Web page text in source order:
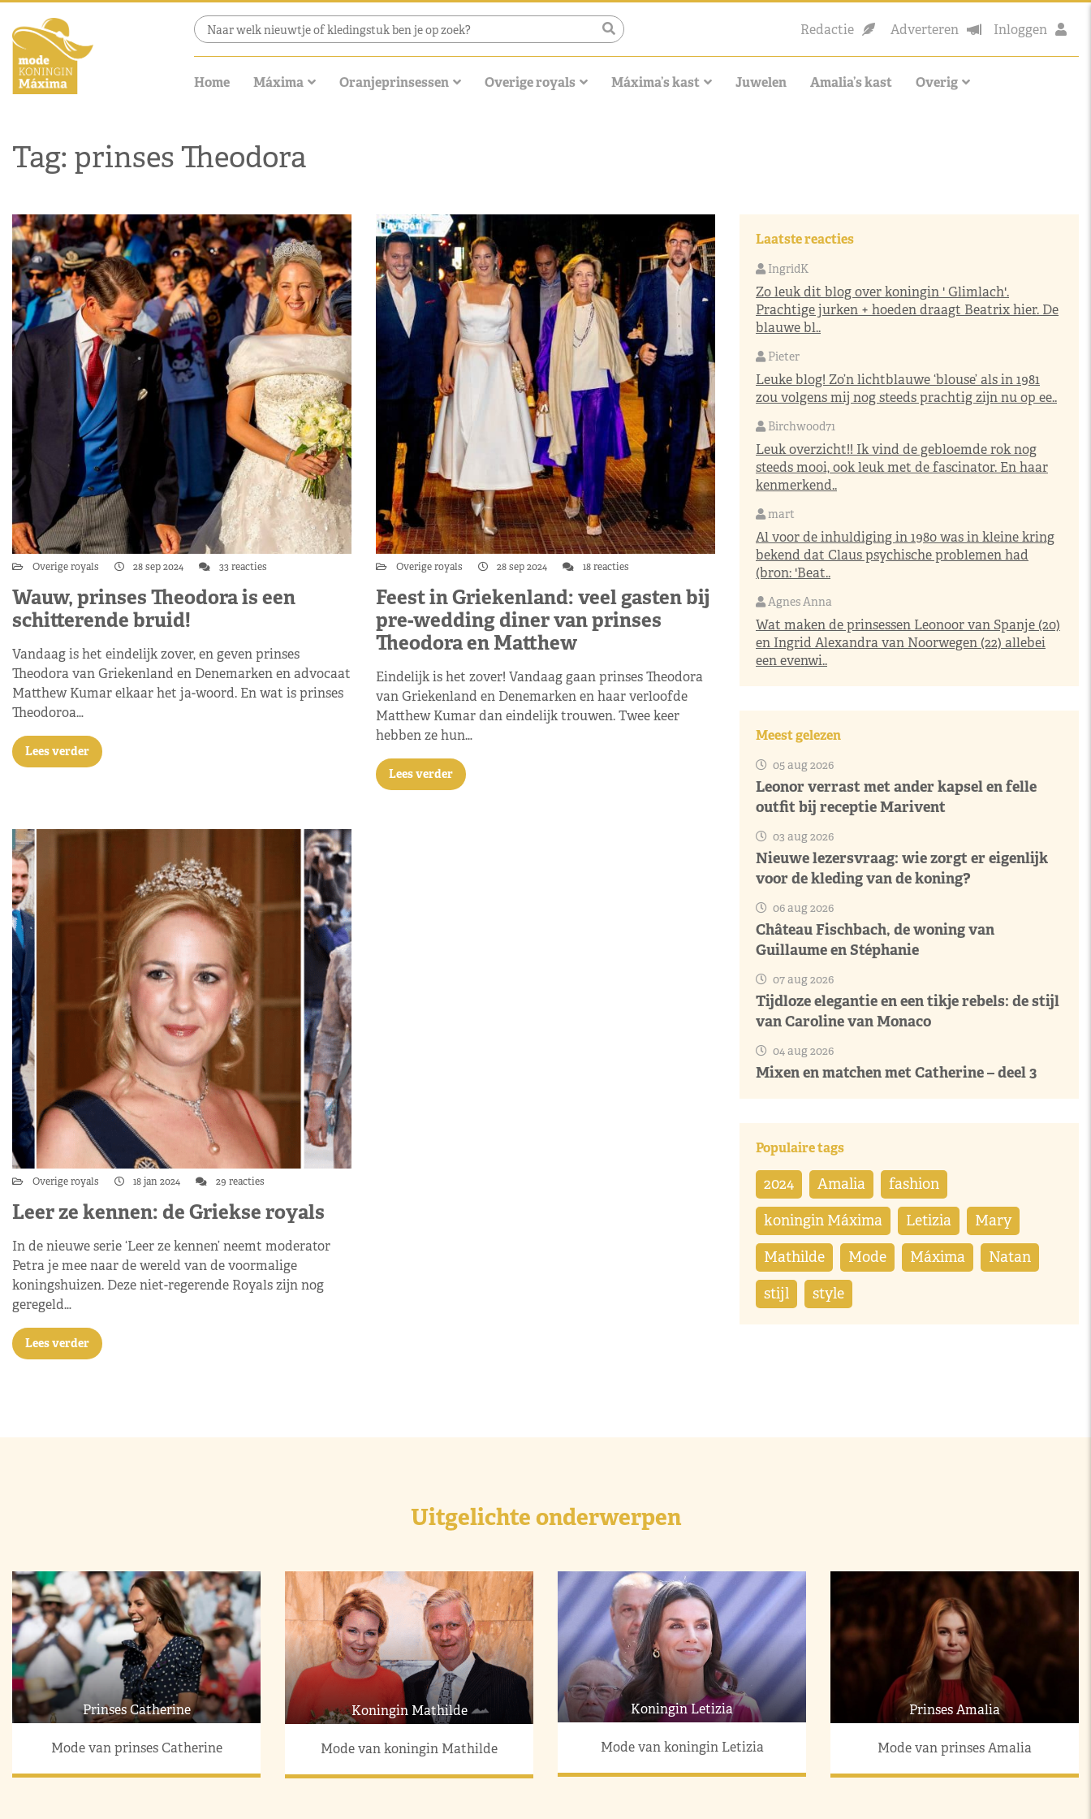
Redactie Adverteren Inloggen
Home Máxima Oranjeprinsessen Overige royals Máxima’s kast Juwelen Amalia’s kast Overig
Tag: prinses Theodora
Overige royals 28 sep 2024 33 reacties
Wauw, prinses Theodora is een
schitterende bruid!
Vandaag is het eindelijk zover, en geven prinses
Theodora van Griekenland en Denemarken en advocaat
Matthew Kumar elkaar het ja-woord. En wat is prinses
Theodoroa…
Lees verder
Overige royals 28 sep 2024 18 reacties
Feest in Griekenland: veel gasten bij
pre-wedding diner van prinses
Theodora en Matthew
Eindelijk is het zover! Vandaag gaan prinses Theodora
van Griekenland en Denemarken en haar verloofde
Matthew Kumar dan eindelijk trouwen. Twee keer
hebben ze hun…
Lees verder
Overige royals 18 jan 2024 29 reacties
Leer ze kennen: de Griekse royals
In de nieuwe serie ‘Leer ze kennen’ neemt moderator
Petra je mee naar de wereld van de voormalige
koningshuizen. Deze niet-regerende Royals zijn nog
geregeld…
Lees verder
Laatste reacties
IngridK
Zo leuk dit blog over koningin ' Glimlach'.
Prachtige jurken + hoeden draagt Beatrix hier. De
blauwe bl..
Pieter
Leuke blog! Zo’n lichtblauwe ‘blouse’ als in 1981
zou volgens mij nog steeds prachtig zijn nu op ee..
Birchwood71
Leuk overzicht!! Ik vind de gebloemde rok nog
steeds mooi, ook leuk met de fascinator. En haar
kenmerkend..
mart
Al voor de inhuldiging in 1980 was in kleine kring
bekend dat Claus psychische problemen had
(bron: 'Beat..
Agnes Anna
Wat maken de prinsessen Leonoor van Spanje (20)
en Ingrid Alexandra van Noorwegen (22) allebei
een evenwi..
Meest gelezen
05 aug 2026
Leonor verrast met ander kapsel en felle
outfit bij receptie Marivent
03 aug 2026
Nieuwe lezersvraag: wie zorgt er eigenlijk
voor de kleding van de koning?
06 aug 2026
Château Fischbach, de woning van
Guillaume en Stéphanie
07 aug 2026
Tijdloze elegantie en een tikje rebels: de stijl
van Caroline van Monaco
04 aug 2026
Mixen en matchen met Catherine – deel 3
Populaire tags
2024 Amalia fashion
koningin Máxima Letizia Mary
Mathilde Mode Máxima Natan
stijl style
Uitgelichte onderwerpen
Prinses Catherine
Mode van prinses Catherine
Koningin Mathilde
Mode van koningin Mathilde
Koningin Letizia
Mode van koningin Letizia
Prinses Amalia
Mode van prinses Amalia